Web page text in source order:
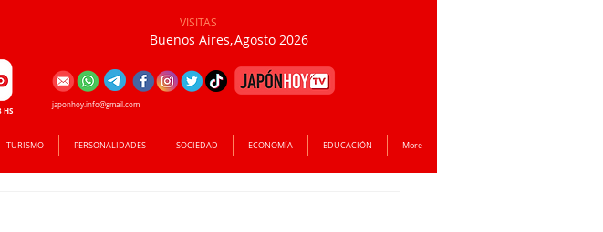
VISITAS
Buenos Aires,Agosto 2026
TURISMO PERSONALIDADES SOCIEDAD ECONOMÍA EDUCACIÓN More
HS
japonhoy.info@gmail.com